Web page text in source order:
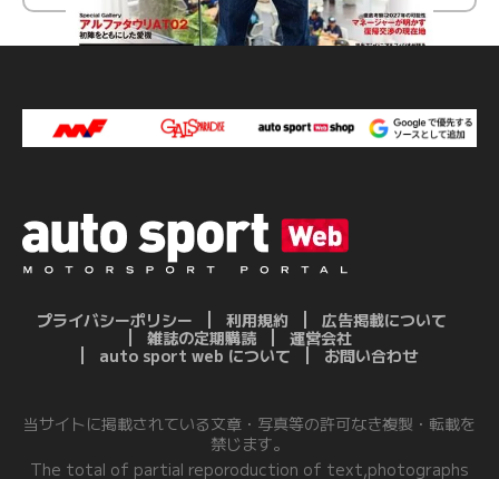
プライバシーポリシー 利用規約
広告掲載について
雑誌の定期購読
運営会社
auto sport web について
お問い合わせ
当サイトに掲載されている文章・写真等の許可なき複製・転載を
禁じます。
The total of partial reporoduction of text,photographs